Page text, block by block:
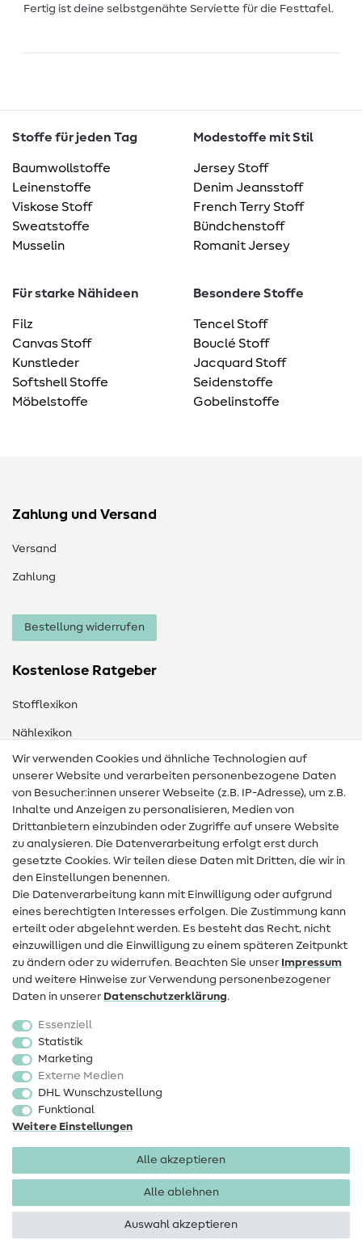
Fertig ist deine selbstgenähte Serviette für die Festtafel.
Stoffe für jeden Tag
Baumwollstoffe
Leinenstoffe
Viskose Stoff
Sweatstoffe
Musselin
Modestoffe mit Stil
Jersey Stoff
Denim Jeansstoff
French Terry Stoff
Bündchenstoff
Romanit Jersey
Für starke Nähideen
Filz
Canvas Stoff
Kunstleder
Softshell Stoffe
Möbelstoffe
Besondere Stoffe
Tencel Stoff
Bouclé Stoff
Jacquard Stoff
Seidenstoffe
Gobelinstoffe
Zahlung und Versand
Versand
Zahlung
Bestellung widerrufen
Kostenlose Ratgeber
Stofflexikon
Nählexikon
Nähanleitungen
Hilfe & Kontakt
Kontakt
Infos zum Betreiberwechsel
FAQ
Widerrufsrecht
Beliebt
Stoffe
Sale
Schnittmuster
Wir verwenden Cookies und ähnliche Technologien auf
unserer Website und verarbeiten personenbezogene Daten
von Besucher:innen unserer Webseite (z.B. IP-Adresse), um z.B.
Inhalte und Anzeigen zu personalisieren, Medien von
Drittanbietern einzubinden oder Zugriffe auf unsere Website
zu analysieren. Die Datenverarbeitung erfolgt erst durch
gesetzte Cookies. Wir teilen diese Daten mit Dritten, die wir in
den Einstellungen benennen.
Die Datenverarbeitung kann mit Einwilligung oder aufgrund
eines berechtigten Interesses erfolgen. Die Zustimmung kann
erteilt oder abgelehnt werden. Es besteht das Recht, nicht
einzuwilligen und die Einwilligung zu einem späteren Zeitpunkt
zu ändern oder zu widerrufen. Beachten Sie unser Impressum
und weitere Hinweise zur Verwendung personenbezogener
Daten in unserer Daten­schutz­erklärung.
Essenziell
Statistik
Marketing
Externe Medien
DHL Wunschzustellung
Funktional
Weitere Einstellungen
Alle akzeptieren
Alle ablehnen
Auswahl akzeptieren
Impressum Datenschutz
AGB
Copyright 2026 SewIY GmbH